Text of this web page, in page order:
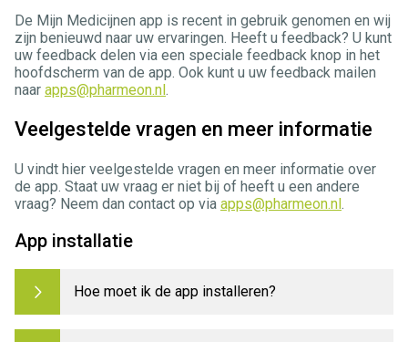
De Mijn Medicijnen app is recent in gebruik genomen en wij
zijn benieuwd naar uw ervaringen. Heeft u feedback? U kunt
uw feedback delen via een speciale feedback knop in het
hoofdscherm van de app. Ook kunt u uw feedback mailen
naar apps@pharmeon.nl.
Veelgestelde vragen en meer informatie
U vindt hier veelgestelde vragen en meer informatie over
de app. Staat uw vraag er niet bij of heeft u een andere
vraag? Neem dan contact op via apps@pharmeon.nl.
App installatie
Hoe moet ik de app installeren?